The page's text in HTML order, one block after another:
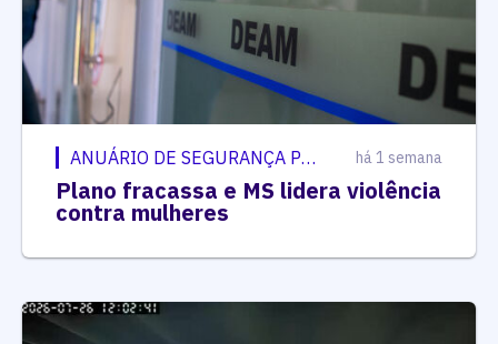
ANUÁRIO DE SEGURANÇA PÚBLICA há 1 semana
Plano fracassa e MS lidera violência
contra mulheres